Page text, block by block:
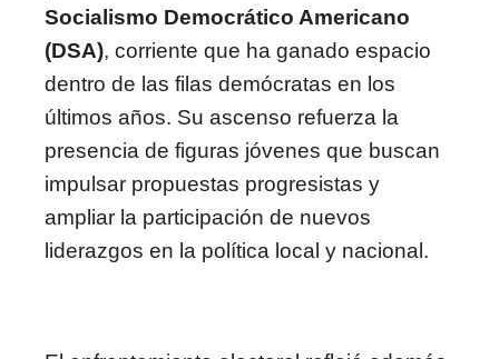
Socialismo Democrático Americano
(DSA), corriente que ha ganado espacio
dentro de las filas demócratas en los
últimos años. Su ascenso refuerza la
presencia de figuras jóvenes que buscan
impulsar propuestas progresistas y
ampliar la participación de nuevos
liderazgos en la política local y nacional.